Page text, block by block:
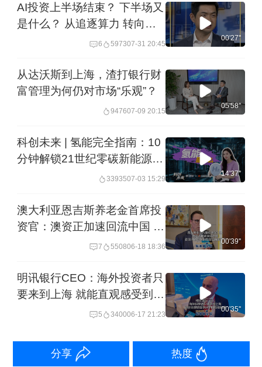
AI投资上半场结束？ 下半场又
是什么？ 从追逐算力 转向提
6 597307-31 20:45
00'27''
从达沃斯到上海，渣打银行财
富管理为何仍对市场“乐观”？
947607-09 20:15
05'58''
科创未来 | 氢能完全指南：10
分钟解锁21世纪零碳新能源
厘清落地场景、全产业链与国
3393507-03 15:29
14'37''
澳大利亚恩吉斯养老金首席投
资官：澳资正加速回流中国 多
次调研后我们投资信心更足了
7 550806-18 18:36
00'39''
明讯银行CEO：海外投资者只
要来到上海 就能直观感受到这
5 340006-17 21:23
00'35''
分享 热度